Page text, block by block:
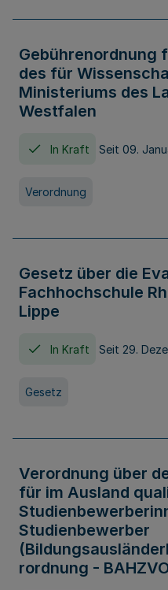
Gebührenordnung
des für
Ministeriums des
Westfalen
In Kraft Seit 09.
Verordnung
Gesetz über die
Fachhochschule
Lippe
In Kraft Seit 29.
Gesetz
Verordnung über
für im Ausland
Studienbewerber
rordnung -